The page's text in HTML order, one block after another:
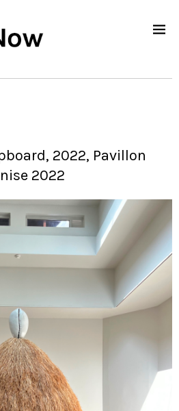
2022, Pavillon
2022